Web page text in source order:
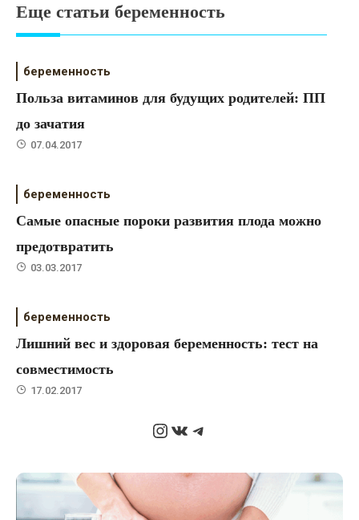
Еще статьи беременность
беременность
Польза витаминов для будущих родителей: ПП
до зачатия
07.04.2017
беременность
Самые опасные пороки развития плода можно
предотвратить
03.03.2017
беременность
Лишний вес и здоровая беременность: тест на
совместимость
17.02.2017
Instagram
ВКонтакте
Telegram